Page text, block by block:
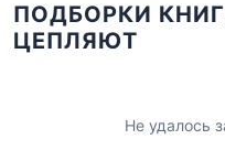
ПОДБОРКИ
ЦЕПЛЯЮТ
Не удалось